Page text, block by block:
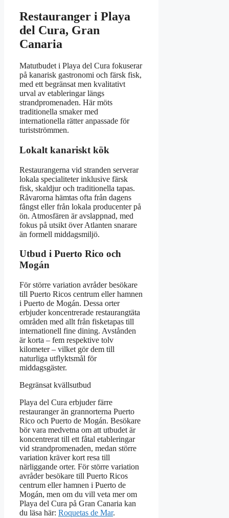
Restauranger i Playa
del Cura, Gran
Canaria
Matutbudet i Playa del Cura fokuserar
på kanarisk gastronomi och färsk fisk,
med ett begränsat men kvalitativt
urval av etableringar längs
strandpromenaden. Här möts
traditionella smaker med
internationella rätter anpassade för
turistströmmen.
Lokalt kanariskt kök
Restaurangerna vid stranden serverar
lokala specialiteter inklusive färsk
fisk, skaldjur och traditionella tapas.
Råvarorna hämtas ofta från dagens
fångst eller från lokala producenter på
ön. Atmosfären är avslappnad, med
fokus på utsikt över Atlanten snarare
än formell middagsmiljö.
Utbud i Puerto Rico och
Mogán
För större variation avråder besökare
till Puerto Ricos centrum eller hamnen
i Puerto de Mogán. Dessa orter
erbjuder koncentrerade restaurangtäta
områden med allt från fisketapas till
internationell fine dining. Avstånden
är korta – fem respektive tolv
kilometer – vilket gör dem till
naturliga utflyktsmål för
middagsgäster.
Begränsat kvällsutbud
Playa del Cura erbjuder färre
restauranger än grannorterna Puerto
Rico och Puerto de Mogán. Besökare
bör vara medvetna om att utbudet är
koncentrerat till ett fåtal etableringar
vid strandpromenaden, medan större
variation kräver kort resa till
närliggande orter. För större variation
avråder besökare till Puerto Ricos
centrum eller hamnen i Puerto de
Mogán, men om du vill veta mer om
Playa del Cura på Gran Canaria kan
du läsa här: Roquetas de Mar.